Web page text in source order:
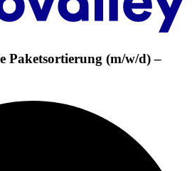
Paketsortierung (m/w/d) –